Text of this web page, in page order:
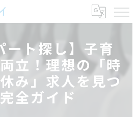
ート探し】子育
立！理想の「時
み」求人を見つ
全ガイド